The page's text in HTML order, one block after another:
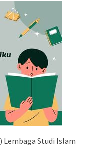
Lembaga Studi Islam